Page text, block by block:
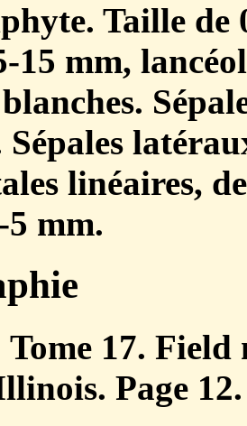
Taille de
15 mm,
linéaires,
5 mm.
17.
Page 12.